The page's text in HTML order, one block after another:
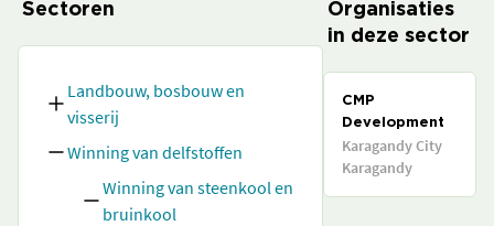
Sectoren
Landbouw, bosbouw en
visserij
Winning van delfstoffen
Winning van steenkool en
bruinkool
Organisaties
in deze sector
CMP
Development
Karagandy City
Karagandy